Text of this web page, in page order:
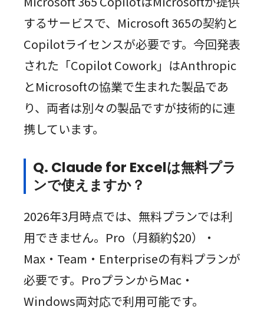
するサービスで、Microsoft 365の契約と
Copilotライセンスが必要です。今回発表
された「Copilot Cowork」はAnthropic
とMicrosoftの協業で生まれた製品であ
り、両者は別々の製品ですが技術的に連
携しています。
Q. Claude for Excelは無料プラ
ンで使えますか？
2026年3月時点では、無料プランでは利
用できません。Pro（月額約$20）・
Max・Team・Enterpriseの有料プランが
必要です。ProプランからMac・
Windows両対応で利用可能です。